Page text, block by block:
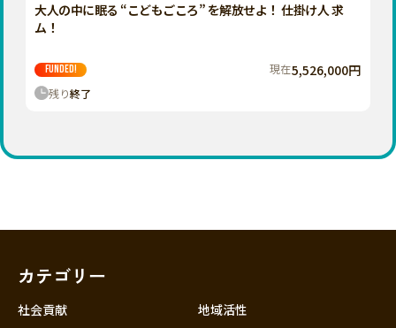
奈良
広島
大人の中に眠る “こどもごころ” を解放せよ！ 仕掛け人 求
ム！
FUNDED! 現在5,526,000円
残り終了
カテゴリー
社会貢献
地域活性